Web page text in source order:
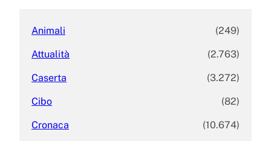
Animali (249)
Attualità (2.763)
Caserta (3.272)
Cibo (82)
Cronaca (10.674)